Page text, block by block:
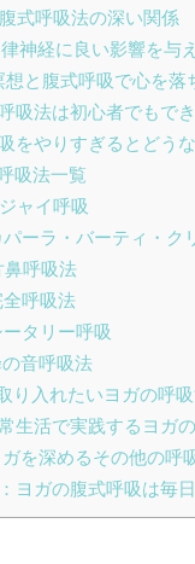
式呼吸法の深い関係
神経に良い影響を与
想と腹式呼吸で心を落
吸法は初心者でもで
をやりすぎるとどう
吸法一覧
ャイ呼吸
パーラ・バーティ・ク
鼻呼吸法
全呼吸法
ータリー呼吸
音呼吸法
り入れたいヨガの呼
生活で実践するヨガ
ガを深めるその他の呼
ヨガの腹式呼吸は毎